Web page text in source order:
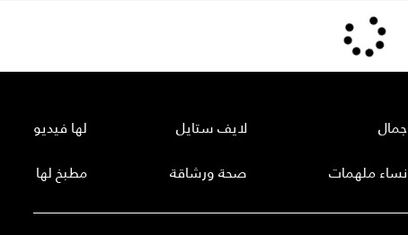
جمال
نساء ملهمات
لايف ستايل
صحة ورشاقة
لها فيديو
مطبخ لها